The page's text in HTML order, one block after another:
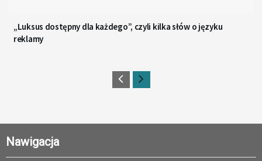
„Luksus dostępny dla każdego”, czyli kilka słów o języku
reklamy
Nawigacja